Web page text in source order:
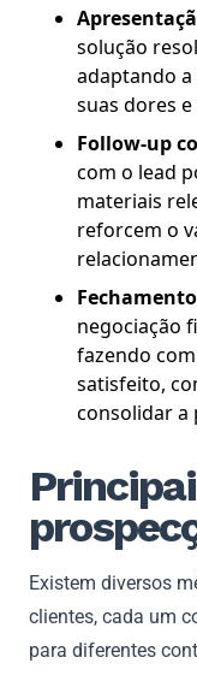
solução
adaptando
suas dores
Follow-up
com o lead
materiais
reforcem o
negociação
fazendo
satisfeito,
consolidar a
Existem diversos
clientes, cada um
para diferentes